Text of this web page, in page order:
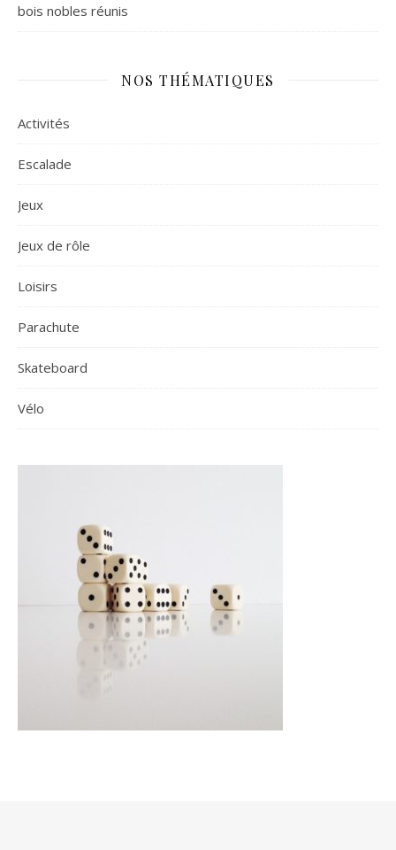
bois nobles réunis
NOS THÉMATIQUES
Activités
Escalade
Jeux
Jeux de rôle
Loisirs
Parachute
Skateboard
Vélo